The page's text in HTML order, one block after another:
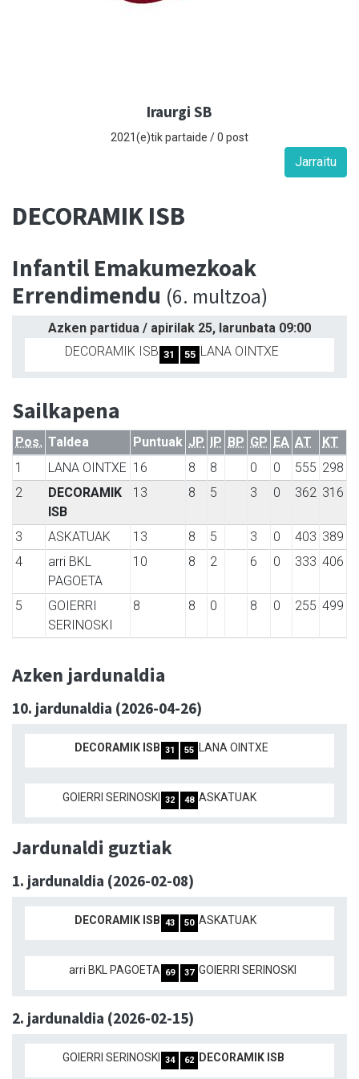
Iraurgi SB
2021(e)tik partaide / 0 post
Jarraitu
DECORAMIK ISB
Infantil Emakumezkoak
Errendimendu (6. multzoa)
Azken partidua / apirilak 25, larunbata 09:00
DECORAMIK ISB 31 55 LANA OINTXE
Sailkapena
Pos. Taldea Puntuak JP IP BP GP EA AT
KT
1
LANA OINTXE 16 8 8 0 0 555 298
2
DECORAMIK
ISB
13 8 5 3 0 362 316
3 ASKATUAK 13 8 5 3 0 403 389
4
arri BKL
PAGOETA
10 8 2 6 0 333 406
5
GOIERRI
SERINOSKI
8 8 0 8 0 255 499
Azken jardunaldia
10. jardunaldia (2026-04-26)
DECORAMIK ISB 31 55 LANA OINTXE
GOIERRI SERINOSKI 32 48 ASKATUAK
Jardunaldi guztiak
1. jardunaldia (2026-02-08)
DECORAMIK ISB 43 50 ASKATUAK
arri BKL PAGOETA 69 37 GOIERRI SERINOSKI
2. jardunaldia (2026-02-15)
GOIERRI SERINOSKI 34 62 DECORAMIK ISB